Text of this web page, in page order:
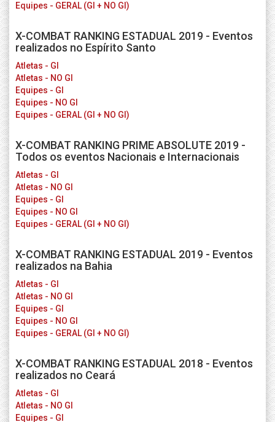
Equipes - GERAL (GI + NO GI)
X-COMBAT RANKING ESTADUAL 2019 - Eventos
realizados no Espírito Santo
Atletas - GI
Atletas - NO GI
Equipes - GI
Equipes - NO GI
Equipes - GERAL (GI + NO GI)
X-COMBAT RANKING PRIME ABSOLUTE 2019 -
Todos os eventos Nacionais e Internacionais
Atletas - GI
Atletas - NO GI
Equipes - GI
Equipes - NO GI
Equipes - GERAL (GI + NO GI)
X-COMBAT RANKING ESTADUAL 2019 - Eventos
realizados na Bahia
Atletas - GI
Atletas - NO GI
Equipes - GI
Equipes - NO GI
Equipes - GERAL (GI + NO GI)
X-COMBAT RANKING ESTADUAL 2018 - Eventos
realizados no Ceará
Atletas - GI
Atletas - NO GI
Equipes - GI